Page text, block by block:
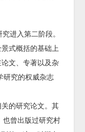
进入第二阶段。
式概括的基础上
文、专著以及杂
研究的权威杂志
的研究论文。其
也曾出版过研究村